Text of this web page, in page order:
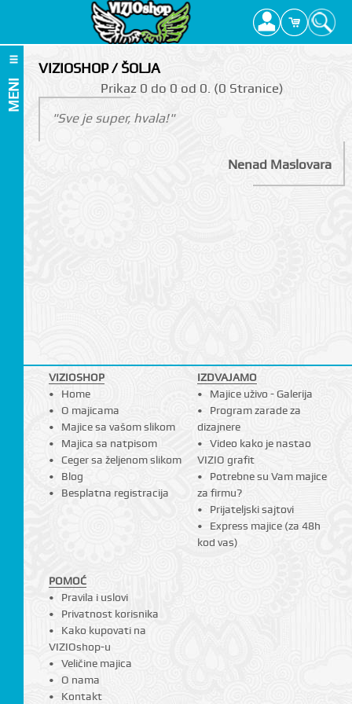
MENI
VIZIOSHOP / ŠOLJA
Prikаz 0 do 0 оd 0. (0 Strаnicе)
"Sve je super, hvala!"
Nenad Maslovara
VIZIOSHOP
Home
O majicama
Majice sa vašom slikom
Majica sa natpisom
Ceger sa željenom slikom
Blog
Besplatna registracija
IZDVAJAMO
Majice uživo - Galerija
Program zarade za
dizajnere
Video kako je nastao
VIZIO grafit
Potrebne su Vam majice
za firmu?
Prijateljski sajtovi
Express majice (za 48h
kod vas)
POMOĆ
Pravila i uslovi
Privatnost korisnika
Kako kupovati na
VIZIOshop-u
Veličine majica
O nama
Kontakt